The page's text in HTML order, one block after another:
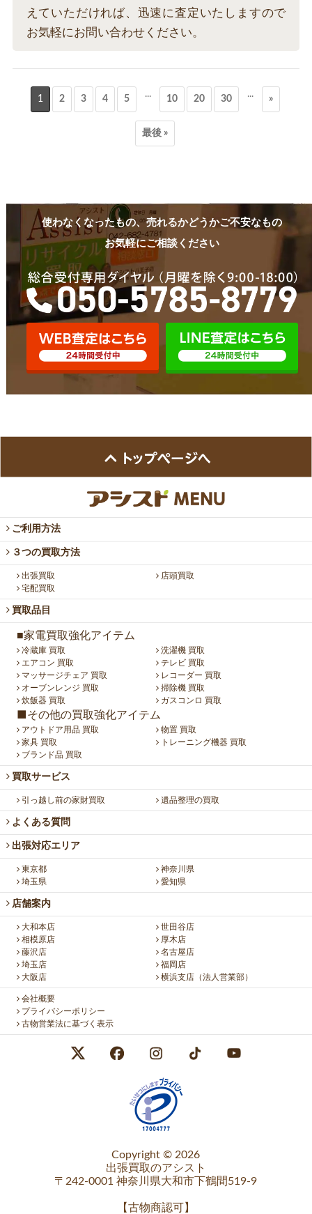
えていただければ、迅速に査定いたしますので
お気軽にお問い合わせください。
1 2 3 4 5 ... 10 20 30 ... »
最後 »
使わなくなったもの、売れるかどうかご不安なもの
お気軽にご相談ください
ご利用方法
３つの買取方法
出張買取
店頭買取
宅配買取
買取品目
■家電買取強化アイテム
冷蔵庫 買取
洗濯機 買取
エアコン 買取
テレビ 買取
マッサージチェア 買取
レコーダー 買取
オーブンレンジ 買取
掃除機 買取
炊飯器 買取
ガスコンロ 買取
■その他の買取強化アイテム
アウトドア用品 買取
物置 買取
家具 買取
トレーニング機器 買取
ブランド品 買取
買取サービス
引っ越し前の家財買取 遺品整理の買取
よくある質問
出張対応エリア
東京都
神奈川県
埼玉県
愛知県
店舗案内
大和本店
世田谷店
相模原店
厚木店
藤沢店
名古屋店
埼玉店
福岡店
大阪店
横浜支店（法人営業部）
会社概要
プライバシーポリシー
古物営業法に基づく表示
Copyright © 2026
出張買取のアシスト
〒242-0001 神奈川県大和市下鶴間519-9
【古物商認可 】